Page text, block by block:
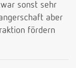
sonst sehr
aber
fördern